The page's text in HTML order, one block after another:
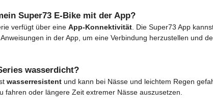
Super73 E-Bike mit der App?
verfügt über eine App-Konnektivität . Die Super73 App
in der App, um eine Verbindung herzustellen und
wasserdicht?
wasserresistent und kann bei Nässe und leichtem Regen
fahren oder längere Zeit extremer Nässe auszusetzen.